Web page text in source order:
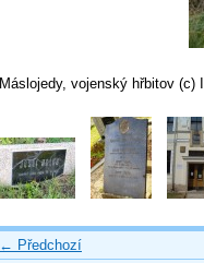
Máslojedy, vojenský hřbitov
← Předchozí